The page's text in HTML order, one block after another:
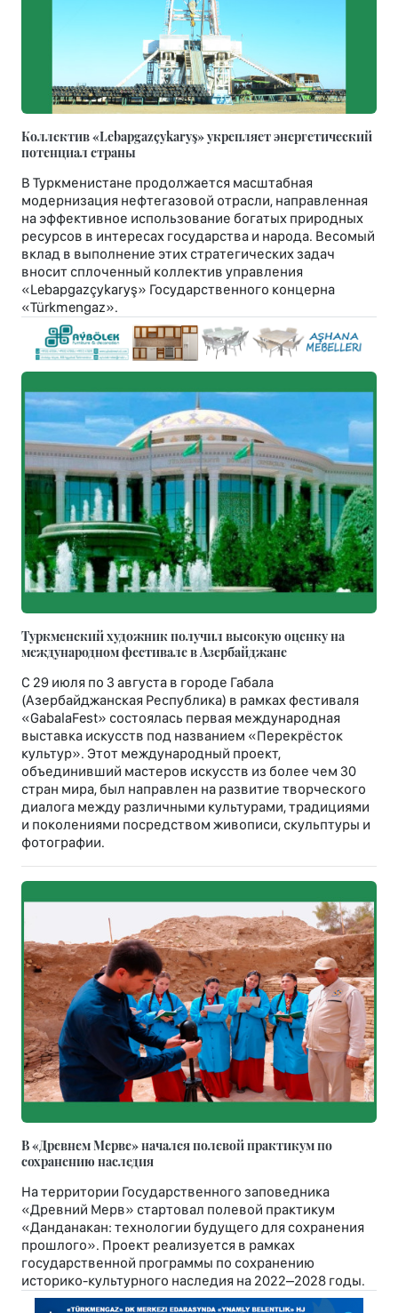
Коллектив «Lebapgazçykaryş» укрепляет энергетический
потенциал страны
В Туркменистане продолжается масштабная
модернизация нефтегазовой отрасли, направленная
на эффективное использование богатых природных
ресурсов в интересах государства и народа. Весомый
вклад в выполнение этих стратегических задач
вносит сплоченный коллектив управления
«Lebapgazçykaryş» Государственного концерна
«Türkmengaz».
Туркменский художник получил высокую оценку на
международном фестивале в Азербайджане
С 29 июля по 3 августа в городе Габала
(Азербайджанская Республика) в рамках фестиваля
«GabalaFest» состоялась первая международная
выставка искусств под названием «Перекрёсток
культур». Этот международный проект,
объединивший мастеров искусств из более чем 30
стран мира, был направлен на развитие творческого
диалога между различными культурами, традициями
и поколениями посредством живописи, скульптуры и
фотографии.
В «Древнем Мерве» начался полевой практикум по
сохранению наследия
На территории Государственного заповедника
«Древний Мерв» стартовал полевой практикум
«Данданакан: технологии будущего для сохранения
прошлого». Проект реализуется в рамках
государственной программы по сохранению
историко-культурного наследия на 2022–2028 годы.